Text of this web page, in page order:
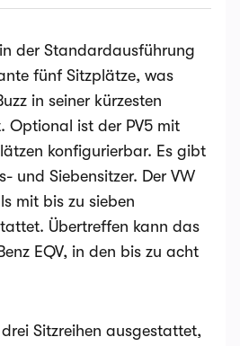
der Standardausführung
fünf Sitzplätze, was
in seiner kürzesten
Optional ist der PV5 mit
konfigurierbar. Es gibt
und Siebensitzer. Der VW
mit bis zu sieben
Übertreffen kann das
EQV, in den bis zu acht
Sitzreihen ausgestattet,